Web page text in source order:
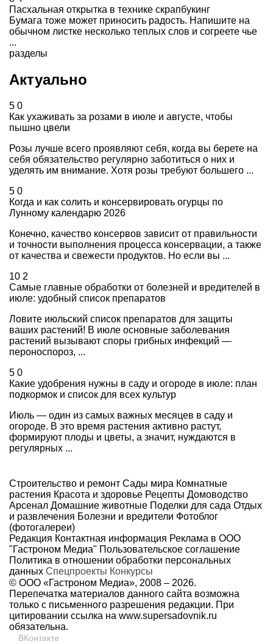
Пасхальная открытка в технике скрапбукинг
Бумага тоже может приносить радость. Напишите на
обычном листке несколько теплых слов и согреете чье
...
разделы
Актуально
5 0
Как ухаживать за розами в июле и августе, чтобы
пышно цвели
Розы лучше всего проявляют себя, когда вы берете на
себя обязательство регулярно заботиться о них и
уделять им внимание. Хотя розы требуют большего ...
5 0
Когда и как солить и консервировать огурцы по
Лунному календарю 2026
Конечно, качество консервов зависит от правильности
и точности выполнения процесса консервации, а также
от качества и свежести продуктов. Но если вы ...
10 2
Самые главные обработки от болезней и вредителей в
июле: удобный список препаратов
Ловите июльский список препаратов для защиты
ваших растений! В июле основные заболевания
растений вызывают споры грибных инфекций —
пероноспороз, ...
5 0
Какие удобрения нужны в саду и огороде в июле: план
подкормок и список для всех культур
Июль — один из самых важных месяцев в саду и
огороде. В это время растения активно растут,
формируют плоды и цветы, а значит, нуждаются в
регулярных ...
Строительство и ремонт Сады мира Комнатные
растения Красота и здоровье Рецепты Домоводство
Арсенал Домашние животные Поделки для сада Отдых
и развлечения Болезни и вредители Фотоблог
(фотогалереи)
Редакция Контактная информация Реклама в ООО
"Гастроном Медиа" Пользовательское соглашение
Политика в отношении обработки персональных
данных Спецпроекты Конкурсы
© ООО «Гастроном Медиа», 2008 – 2026.
Перепечатка материалов данного сайта возможна
только с письменного разрешения редакции. При
цитировании ссылка на www.supersadovnik.ru
обязательна.
ВКонтакте